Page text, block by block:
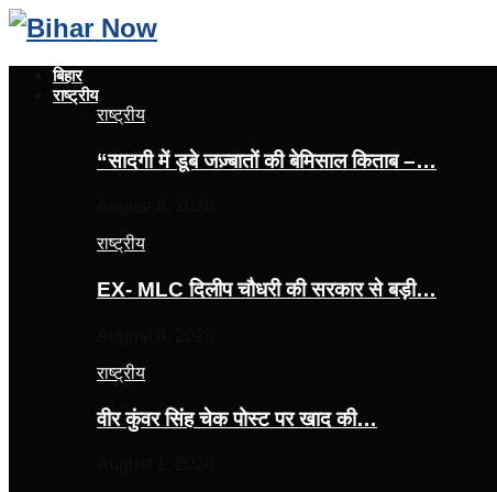
बिहार
राष्ट्रीय
राष्ट्रीय
“सादगी में डूबे जज़्बातों की बेमिसाल किताब –…
राष्ट्रीय
EX- MLC दिलीप चौधरी की सरकार से बड़ी…
राष्ट्रीय
वीर कुंवर सिंह चेक पोस्ट पर खाद की…